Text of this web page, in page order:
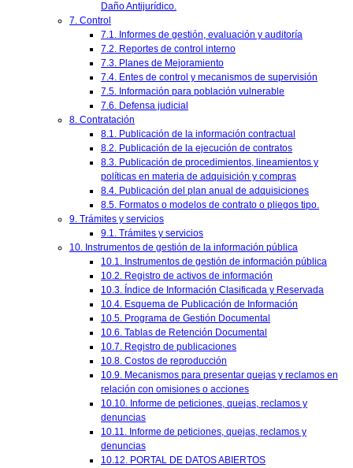
Daño Antijurídico.
7. Control
7.1. Informes de gestión, evaluación y auditoría
7.2. Reportes de control interno
7.3. Planes de Mejoramiento
7.4. Entes de control y mecanismos de supervisión
7.5. Información para población vulnerable
7.6. Defensa judicial
8. Contratación
8.1. Publicación de la información contractual
8.2. Publicación de la ejecución de contratos
8.3. Publicación de procedimientos, lineamientos y
políticas en materia de adquisición y compras
8.4. Publicación del plan anual de adquisiciones
8.5. Formatos o modelos de contrato o pliegos tipo.
9. Trámites y servicios
9.1. Trámites y servicios
10. Instrumentos de gestión de la información pública
10.1. Instrumentos de gestión de información pública
10.2. Registro de activos de información
10.3. Índice de Información Clasificada y Reservada
10.4. Esquema de Publicación de Información
10.5. Programa de Gestión Documental
10.6. Tablas de Retención Documental
10.7. Registro de publicaciones
10.8. Costos de reproducción
10.9. Mecanismos para presentar quejas y reclamos en
relación con omisiones o acciones
10.10. Informe de peticiones, quejas, reclamos y
denuncias
10.11. Informe de peticiones, quejas, reclamos y
denuncias
10.12. PORTAL DE DATOS ABIERTOS